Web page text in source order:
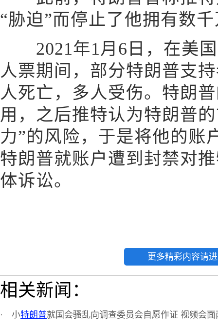
“胁迫”而停止了他拥有数
2021年1月6日，在美国
人票期间，部分特朗普支
人死亡，多人受伤。特朗
用，之后推特认为特朗普
力”的风险，于是将他的账
特朗普就账户遭到封禁对
体诉讼。
更多精彩内容请
相关新闻：
· 小特朗普就国会骚乱向调查委员会自愿作证 视频会面